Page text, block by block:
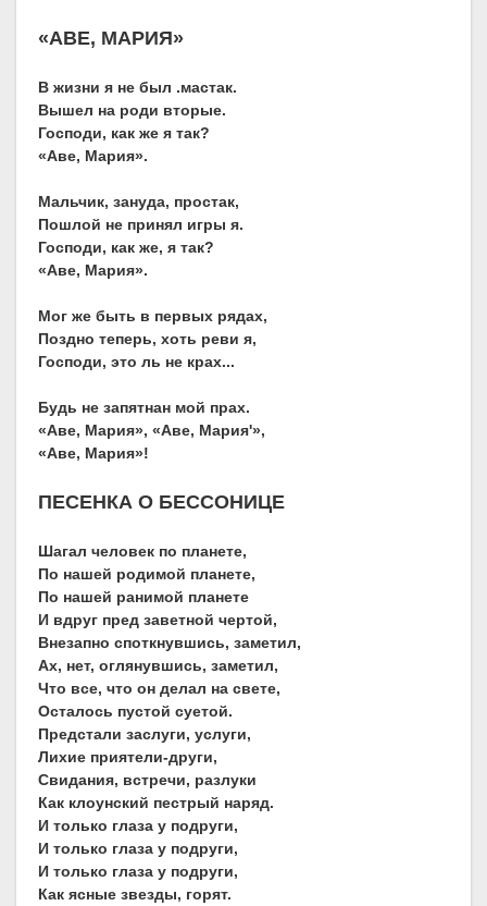
«АВЕ, МАРИЯ»
В жизни я не был .мастак.
Вышел на роди вторые.
Господи, как же я так?
«Аве, Мария».
Мальчик, зануда, простак,
Пошлой не принял игры я.
Господи, как же, я так?
«Аве, Мария».
Мог же быть в первых рядах,
Поздно теперь, хоть реви я,
Господи, это ль не крах...
Будь не запятнан мой прах.
«Аве, Мария», «Аве, Мария'»,
«Аве, Мария»!
ПЕСЕНКА О БЕССОНИЦЕ
Шагал человек по планете,
По нашей родимой планете,
По нашей ранимой планете
И вдруг пред заветной чертой,
Внезапно споткнувшись, заметил,
Ах, нет, оглянувшись, заметил,
Что все, что он делал на свете,
Осталось пустой суетой.
Предстали заслуги, услуги,
Лихие приятели-други,
Свидания, встречи, разлуки
Как клоунский пестрый наряд.
И только глаза у подруги,
И только глаза у подруги,
И только глаза у подруги,
Как ясные звезды, горят.